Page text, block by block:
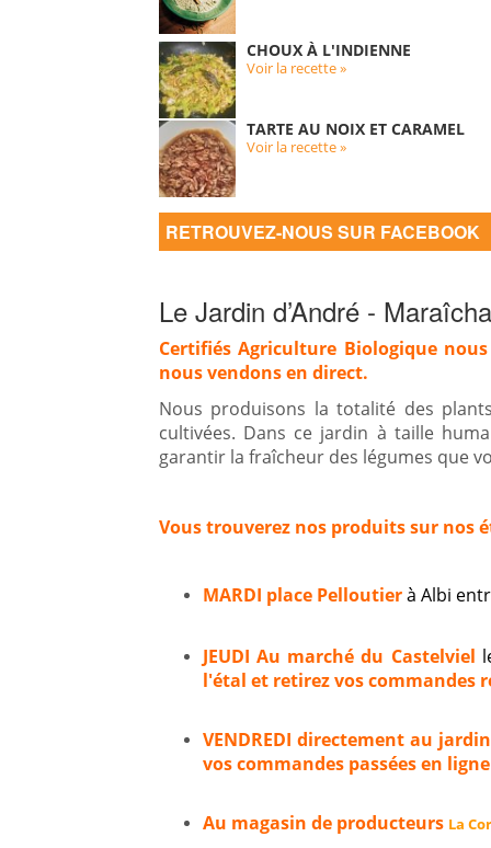
CHOUX À L'INDIENNE
Voir la recette »
TARTE AU NOIX ET CARAMEL
Voir la recette »
RETROUVEZ-NOUS SUR FACEBOOK
Le Jardin d’André -
Certifiés Agriculture Biologique
nous vendons en direct.
Nous produisons la totalité des
cultivées. Dans ce jardin à taille
garantir la fraîcheur des légumes que
Vous trouverez nos produits sur nos
MARDI place Pelloutierà Albi
JEUDI Au marché du Castelviel
l'étal et retirez vos commandes
VENDREDI directement au
vos commandes passées en ligne
Au magasin de producteurs La